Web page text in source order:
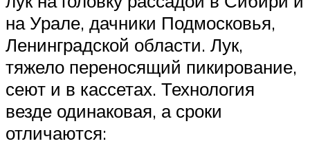
на Урале, дачники Подмосковья,
Ленинградской области. Лук,
тяжело переносящий пикирование,
сеют и в кассетах. Технология
везде одинаковая, а сроки
отличаются: